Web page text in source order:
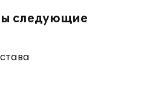
следующие